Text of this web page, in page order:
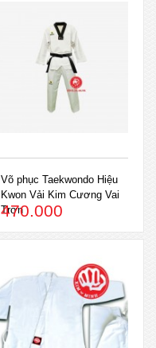
Võ phục Taekwondo Hiệu
Kwon Vải Kim Cương Vai
Trơn
470.000